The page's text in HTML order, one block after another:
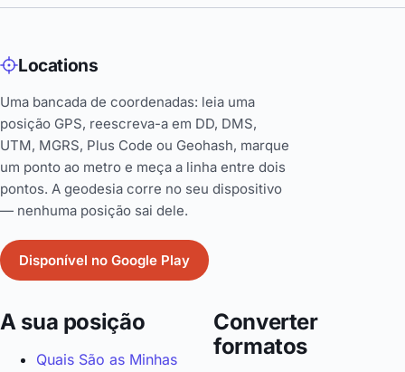
Locations
Uma bancada de coordenadas: leia uma
posição GPS, reescreva-a em DD, DMS,
UTM, MGRS, Plus Code ou Geohash, marque
um ponto ao metro e meça a linha entre dois
pontos. A geodesia corre no seu dispositivo
— nenhuma posição sai dele.
Disponível no Google Play
A sua posição
Quais São as Minhas
Converter
formatos